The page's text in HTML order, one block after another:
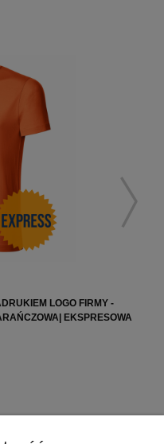
LOGO FIRMY -
EKSPRESOWA